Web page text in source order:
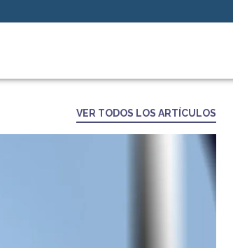
VER TODOS LOS ARTÍCULOS